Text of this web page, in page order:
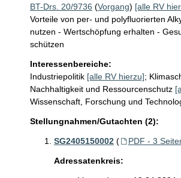
BT-Drs. 20/9736 (Vorgang) [alle RV
Vorteile von per- und polyfluorierten
nutzen - Wertschöpfung erhalten -
schützen
Interessenbereiche:
Industriepolitik [alle RV hierzu];
Nachhaltigkeit und Ressourcenschutz
Wissenschaft, Forschung und
Stellungnahmen/Gutachten (2):
SG2405150002 ( PDF - 3
Adressatenkreis: